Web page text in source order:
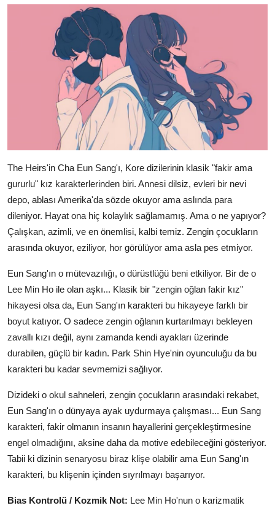
The Heirs'in Cha Eun Sang'ı, Kore dizilerinin klasik "fakir ama
gururlu" kız karakterlerinden biri. Annesi dilsiz, evleri bir nevi
depo, ablası Amerika'da sözde okuyor ama aslında para
dileniyor. Hayat ona hiç kolaylık sağlamamış. Ama o ne yapıyor?
Çalışkan, azimli, ve en önemlisi, kalbi temiz. Zengin çocukların
arasında okuyor, eziliyor, hor görülüyor ama asla pes etmiyor.
Eun Sang'ın o mütevazılığı, o dürüstlüğü beni etkiliyor. Bir de o
Lee Min Ho ile olan aşkı... Klasik bir "zengin oğlan fakir kız"
hikayesi olsa da, Eun Sang'ın karakteri bu hikayeye farklı bir
boyut katıyor. O sadece zengin oğlanın kurtarılmayı bekleyen
zavallı kızı değil, aynı zamanda kendi ayakları üzerinde
durabilen, güçlü bir kadın. Park Shin Hye'nin oyunculuğu da bu
karakteri bu kadar sevmemizi sağlıyor.
Dizideki o okul sahneleri, zengin çocukların arasındaki rekabet,
Eun Sang'ın o dünyaya ayak uydurmaya çalışması... Eun Sang
karakteri, fakir olmanın insanın hayallerini gerçekleştirmesine
engel olmadığını, aksine daha da motive edebileceğini gösteriyor.
Tabii ki dizinin senaryosu biraz klişe olabilir ama Eun Sang'ın
karakteri, bu klişenin içinden sıyrılmayı başarıyor.
Bias Kontrolü / Kozmik Not: Lee Min Ho'nun o karizmatik